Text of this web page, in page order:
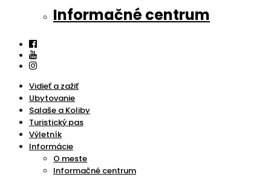
Informačné centrum
Vidieť a zažiť
Ubytovanie
Salaše a Koliby
Turistický pas
Výletník
Informácie
O meste
Informačné centrum